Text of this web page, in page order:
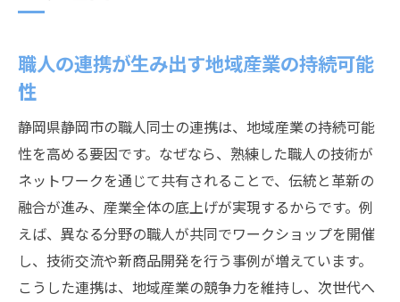
職人の連携が生み出す地域産業の持続可能
性
静岡県静岡市の職人同士の連携は、地域産業の持続可能
性を高める要因です。なぜなら、熟練した職人の技術が
ネットワークを通じて共有されることで、伝統と革新の
融合が進み、産業全体の底上げが実現するからです。例
えば、異なる分野の職人が共同でワークショップを開催
し、技術交流や新商品開発を行う事例が増えています。
こうした連携は、地域産業の競争力を維持し、次世代へ